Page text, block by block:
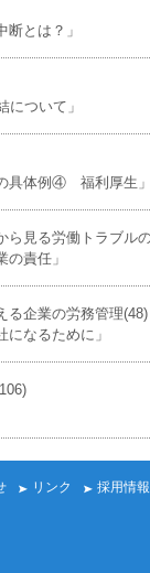
断とは？」
について」
の具体例④ 福利厚生
見る労働トラブル
の責任」
る企業の労務管理(48)
になるために」
リンク
採用情報